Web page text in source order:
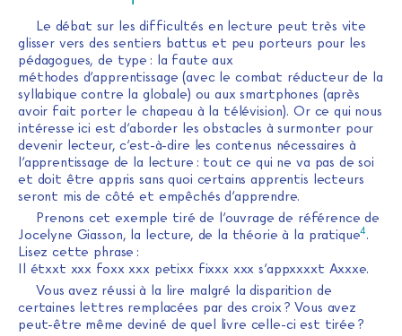
Le débat sur les difficultés en lecture peut très vite
glisser vers des sentiers battus et peu porteurs pour les
pédagogues, de type : la faute aux
méthodes d’apprentissage (avec le combat réducteur de la
syllabique contre la globale) ou aux smartphones (après
avoir fait porter le chapeau à la télévision). Or ce qui nous
intéresse ici est d’aborder les obstacles à surmonter pour
devenir lecteur, c’est-à-dire les contenus nécessaires à
l’apprentissage de la lecture : tout ce qui ne va pas de soi
et doit être appris sans quoi certains apprentis lecteurs
seront mis de côté et empêchés d’apprendre.
Prenons cet exemple tiré de l’ouvrage de référence de
Jocelyne Giasson, la lecture, de la théorie à la pratique4.
Lisez cette phrase :
Il étxxt xxx foxx xxx petixx fixxx xxx s’appxxxxt Axxxe.
Vous avez réussi à la lire malgré la disparition de
certaines lettres remplacées par des croix ? Vous avez
peut-être même deviné de quel livre celle-ci est tirée ?